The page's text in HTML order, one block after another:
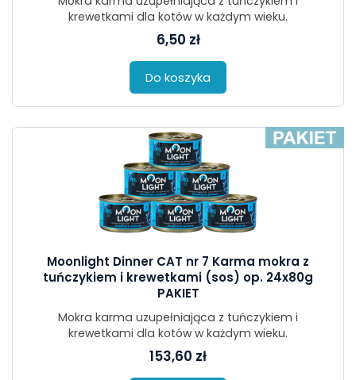
krewetkami dla kotów w każdym wieku.
6,50 zł
Do koszyka
Moonlight Dinner CAT nr 7 Karma mokra z
tuńczykiem i krewetkami (sos) op. 24x80g
PAKIET
Mokra karma uzupełniająca z tuńczykiem i
krewetkami dla kotów w każdym wieku.
153,60 zł